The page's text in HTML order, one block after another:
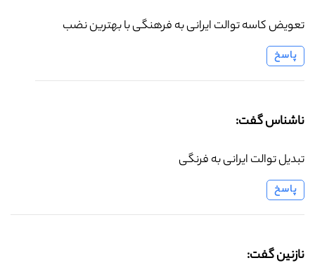
تعویض کاسه توالت ایرانی به فرهنگی با بهترین نضب
پاسخ
ناشناس گفت:
تبدیل توالت ایرانی به فرنگی
پاسخ
نازنین گفت: